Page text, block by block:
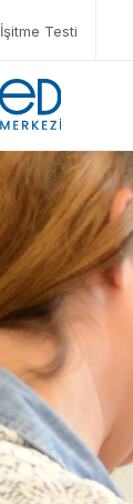
İşitme Testi